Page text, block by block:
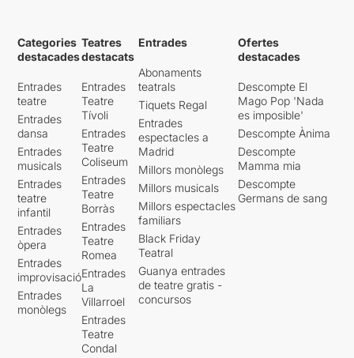
Categories
destacades
Entrades
teatre
Entrades
dansa
Entrades
musicals
Entrades
teatre
infantil
Entrades
òpera
Entrades
improvisació
Entrades
monòlegs
Teatres
destacats
Entrades
Teatre
Tívoli
Entrades
Teatre
Coliseum
Entrades
Teatre
Borràs
Entrades
Teatre
Romea
Entrades
La
Villarroel
Entrades
Teatre
Condal
Entrades
Abonaments
teatrals
Tiquets Regal
Entrades
espectacles a
Madrid
Millors monòlegs
Millors musicals
Millors espectacles
familiars
Black Friday
Teatral
Guanya entrades
de teatre gratis -
concursos
Ofertes
destacades
Descompte El
Mago Pop 'Nada
es imposible'
Descompte Ànima
Descompte
Mamma mia
Descompte
Germans de sang